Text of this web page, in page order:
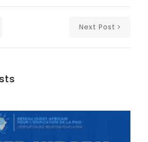
Next Post